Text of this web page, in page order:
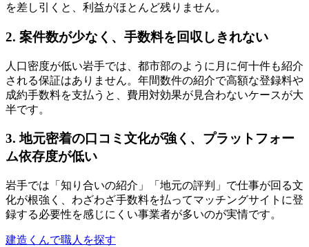
を差し引くと、利益がほとんど残りません。
2. 案件数が少なく、手数料を回収しきれない
人口密度が低い岩手では、都市部のように月に何十件も紹介
される保証はありません。年間数件の紹介で高額な登録料や
成約手数料を支払うと、費用対効果が見合わないケースが大
半です。
3. 地元密着の口コミ文化が強く、プラットフォー
ム依存度が低い
岩手では「知り合いの紹介」「地元の評判」で仕事が回る文
化が根強く、わざわざ手数料を払ってマッチングサイトに登
録する必要性を感じにくい事業者が多いのが実情です。
建造くんで職人を探す